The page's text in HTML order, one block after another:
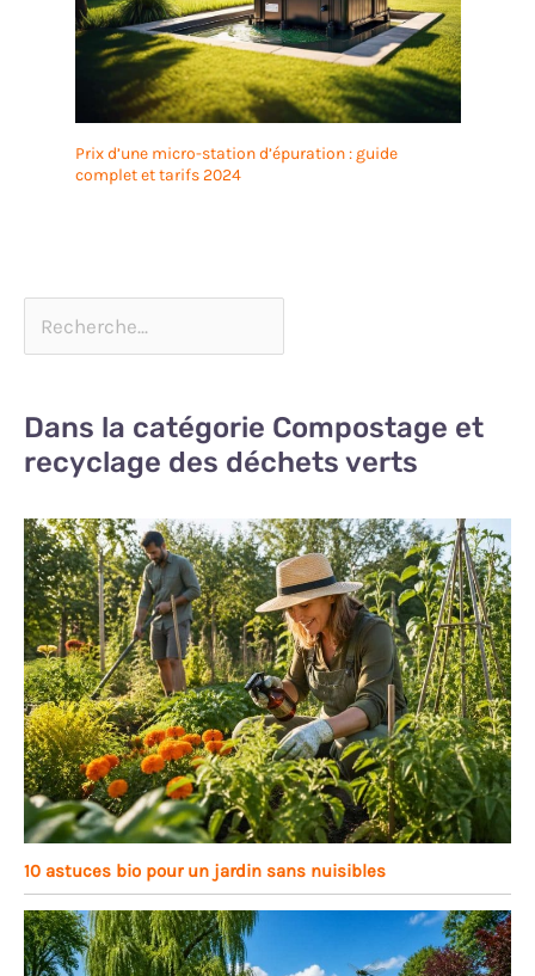
Prix d’une micro-station d’épuration : guide
complet et tarifs 2024
Dans la catégorie Compostage et
recyclage des déchets verts
10 astuces bio pour un jardin sans nuisibles